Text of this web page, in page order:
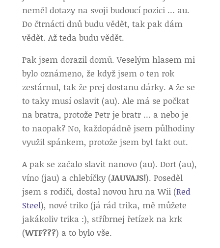
neměl dotazy na svoji budoucí pozici … au.
Do čtrnácti dnů budu vědět, tak pak dám
vědět. Až teda budu vědět.
Pak jsem dorazil domů. Veselým hlasem mi
bylo oznámeno, že když jsem o ten rok
zestárnul, tak že prej dostanu dárky. A že se
to taky musí oslavit (au). Ale má se počkat
na bratra, protože Petr je bratr … a nebo je
to naopak? No, každopádně jsem půlhodiny
využil spánkem, protože jsem byl fakt out.
A pak se začalo slavit nanovo (au). Dort (au),
víno (jau) a chlebíčky (JAUVAJS!). Poseděl
jsem s rodiči, dostal novou hru na Wii (Red
Steel), nové triko (já rád trika, mě můžete
jakákoliv trika :), stříbrnej řetízek na krk
(WTF???) a to bylo vše.